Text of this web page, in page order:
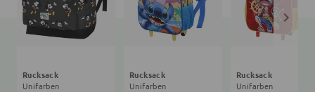
Rucksack
Unifarben
Rucksack
Unifarben
Rucksack
Unifarben